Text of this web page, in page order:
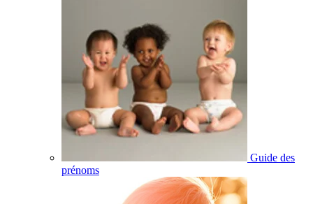
Guide des
prénoms